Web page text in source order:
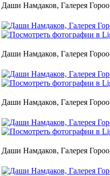
Даши Намдаков, Галерея Гороо
Даши Намдаков, Галерея Гороо
Даши Намдаков, Галерея Гороо
Даши Намдаков, Галерея Гороо